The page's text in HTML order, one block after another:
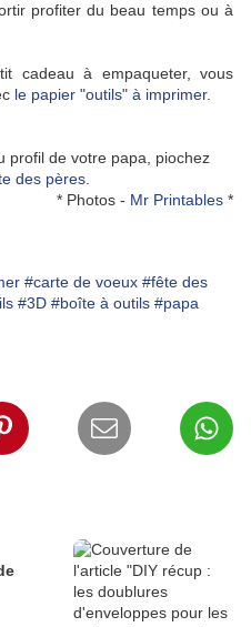
profiter du beau temps ou à
cadeau à empaqueter, vous
le papier "outils" à imprimer.
profil de votre papa, piochez
des pères
* Photos - Mr Printables *
#carte de voeux #fête des
#3D #boîte à outils #papa